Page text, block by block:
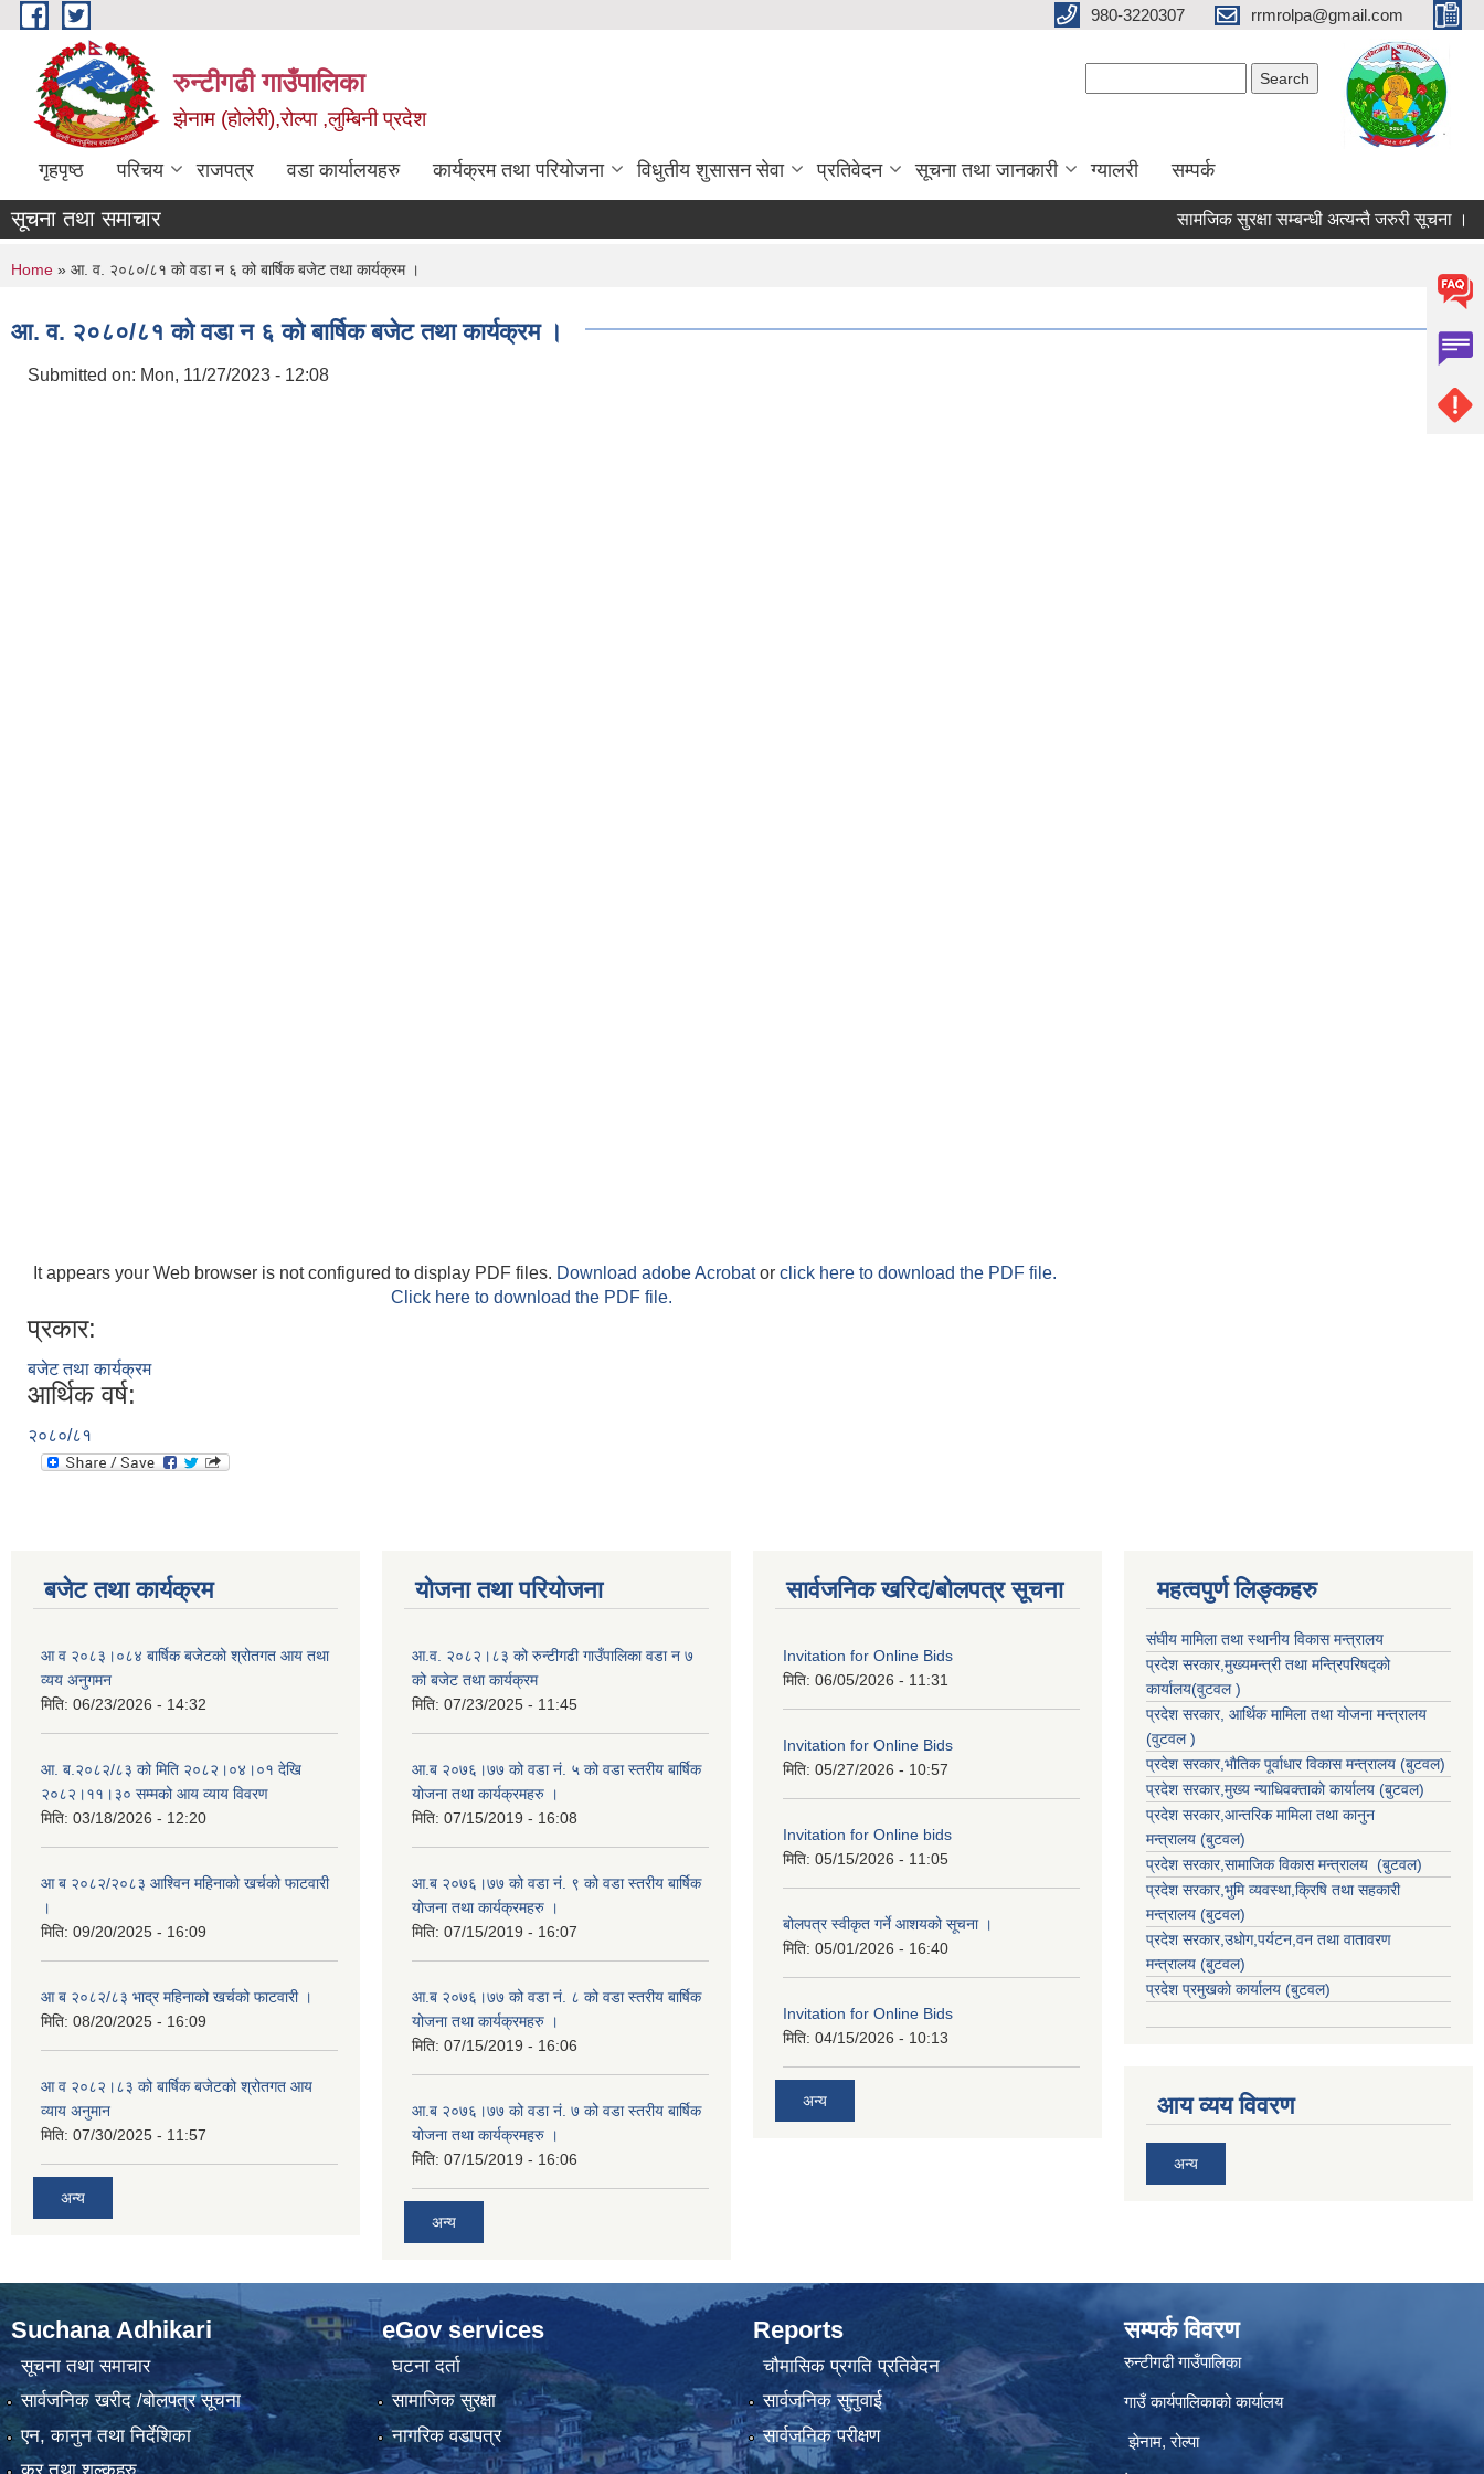
Skip to main content 980-3220307 rrmrolpa@gmail.com
रुन्टीगढी गाउँपालिका
झेनाम (होलेरी),रोल्पा ,लुम्बिनी प्रदेश
गृहपृष्ठ परिचय राजपत्र वडा कार्यालयहरु कार्यक्रम तथा परियोजना विधुतीय शुसासन सेवा प्रतिवेदन सूचना तथा जानकारी ग्यालरी सम्पर्क
सूचना तथा समाचार सामजिक सुरक्षा सम्बन्धी अत्यन्तै जरुरी सूचना ।
You are here
Home » आ. व. २०८०/८१ को वडा न‌‌ ६ को बार्षिक बजेट तथा कार्यक्रम ।
आ. व. २०८०/८१ को वडा न‌‌ ६ को बार्षिक बजेट तथा कार्यक्रम ।
Submitted on: Mon, 11/27/2023 - 12:08
It appears your Web browser is not configured to display PDF files. Download adobe Acrobator click here to download the PDF file.
Click here to download the PDF file.
प्रकार:
बजेट तथा कार्यक्रम
आर्थिक वर्ष:
२०८०/८१
बजेट तथा कार्यक्रम
आ व २०८३।०८४ बार्षिक बजेटको श्रोतगत आय तथा
व्यय अनुगमन
मिति: 06/23/2026 - 14:32
आ. ब.२०८२/८३ को मिति २०८२।०४।०१ देखि
२०८२।११।३० सम्मको आय व्याय विवरण
मिति: 03/18/2026 - 12:20
आ ब २०८२/२०८३ आश्विन महिनाको खर्चको फाटवारी
।
मिति: 09/20/2025 - 16:09
आ ब २०८२/८३ भाद्र महिनाको खर्चको फाटवारी ।
मिति: 08/20/2025 - 16:09
आ व २०८२।८३ को बार्षिक बजेटको श्रोतगत आय
व्याय अनुमान
मिति: 07/30/2025 - 11:57
अन्य
योजना तथा परियोजना
आ.व. २०८२।८३ को रुन्टीगढी गाउँपालिका वडा न ७
को बजेट तथा कार्यक्रम
मिति: 07/23/2025 - 11:45
आ.ब २०७६।७७ को वडा नं. ५ को वडा स्तरीय बार्षिक
योजना तथा कार्यक्रमहरु ।
मिति: 07/15/2019 - 16:08
आ.ब २०७६।७७ को वडा नं. ९ को वडा स्तरीय बार्षिक
योजना तथा कार्यक्रमहरु ।
मिति: 07/15/2019 - 16:07
आ.ब २०७६।७७ को वडा नं. ८ को वडा स्तरीय बार्षिक
योजना तथा कार्यक्रमहरु ।
मिति: 07/15/2019 - 16:06
आ.ब २०७६।७७ को वडा नं. ७ को वडा स्तरीय बार्षिक
योजना तथा कार्यक्रमहरु ।
मिति: 07/15/2019 - 16:06
अन्य
सार्वजनिक खरिद/बोलपत्र सूचना
Invitation for Online Bids
मिति: 06/05/2026 - 11:31
Invitation for Online Bids
मिति: 05/27/2026 - 10:57
Invitation for Online bids
मिति: 05/15/2026 - 11:05
बोलपत्र स्वीकृत गर्ने आशयको सूचना ।
मिति: 05/01/2026 - 16:40
Invitation for Online Bids
मिति: 04/15/2026 - 10:13
अन्य
महत्वपुर्ण लिङ्कहरु
संघीय मामिला तथा स्थानीय विकास मन्त्रालय
प्रदेश सरकार,मुख्यमन्त्री तथा मन्त्रिपरिषद्को
कार्यालय(वुटवल )
प्रदेश सरकार, आर्थिक मामिला तथा योजना मन्त्रालय
(वुटवल )
प्रदेश सरकार,भाैतिक पूर्वाधार विकास मन्त्रालय (बुटवल)
प्रदेश सरकार,मुख्य न्याधिवक्ताकाे कार्यालय (बुटवल)
प्रदेश सरकार,आन्तरिक मामिला तथा कानुन
मन्त्रालय (बुटवल)
प्रदेश सरकार,सामाजिक विकास मन्त्रालय (बुटवल)
प्रदेश सरकार,भुमि व्यवस्था,क्रिषि तथा सहकारी
मन्त्रालय (बुटवल)
प्रदेश सरकार,उधाेग,पर्यटन,वन तथा वातावरण
मन्त्रालय (बुटवल)
प्रदेश प्रमुखकाे कार्यालय (बुटवल)
आय व्यय विवरण
अन्य
Suchana Adhikari
सूचना तथा समाचार
सार्वजनिक खरीद /बोलपत्र सूचना
एन, कानुन तथा निर्देशिका
eGov services
घटना दर्ता
सामाजिक सुरक्षा
नागरिक वडापत्र
Reports
चौमासिक प्रगति प्रतिवेदन
सार्वजनिक सुनुवाई
सार्वजनिक परीक्षण
सम्पर्क विवरण
रुन्टीगढी गाउँपालिका
गाउँ कार्यपालिकाको कार्यालय
झेनाम, रोल्पा